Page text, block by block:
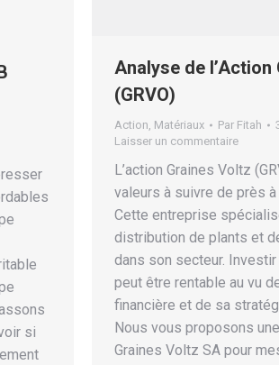
si
Analyse de
(GRVO)
Action, Matériaux Par Fitah
Laisser un commentaire
L’action Graines Voltz
valeurs à suivre de près
Cette entreprise
distribution de plants et
dans son secteur. Investir
peut être rentable au vu
financière et de sa
Nous vous proposons
Graines Voltz SA pour